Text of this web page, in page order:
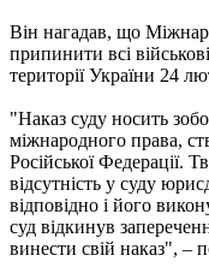
Він нагадав, що
припинити всі
території України 24
"Наказ суду носить
міжнародного права,
Російської Федерації.
відсутність у суду
відповідно і його
суд відкинув
винести свій наказ", –